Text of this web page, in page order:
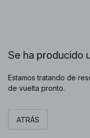
Se ha producido
Estamos tratando de
de vuelta pronto.
ATRÁS